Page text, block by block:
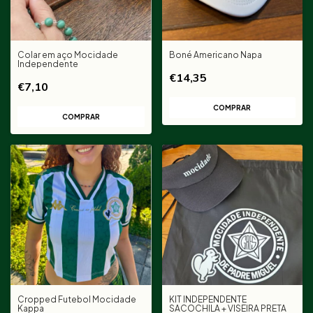
corpo e permite total liberdade de movimentos. Ideal para mostrar
sua paixão com atitude em qualquer ocasião.
Destaques do Produto:
Estampa:Silk Screen de alta qualidade
Modelo:Unissex Life Style
Cor:Verde vibrante, símbolo da Mocidade Independente
Observação: As cores exibidas nas imagens podem variar levemente
em relação ao produto físico.
Não perca a chance de eternizar essa data histórica no seu guarda-
roupa! Garanta já a sua
Camiseta Kappa Mocidade 70 Anos Verdee
celebre com muito estilo e tradição a Mocidade Independente de
Padre Miguel!
Colar em aço Mocidade
Independente
€7,10
Boné Americano Napa
€14,35
Cropped Futebol Mocidade
Kappa
KIT INDEPENDENTE
SACOCHILA + VISEIRA PRETA